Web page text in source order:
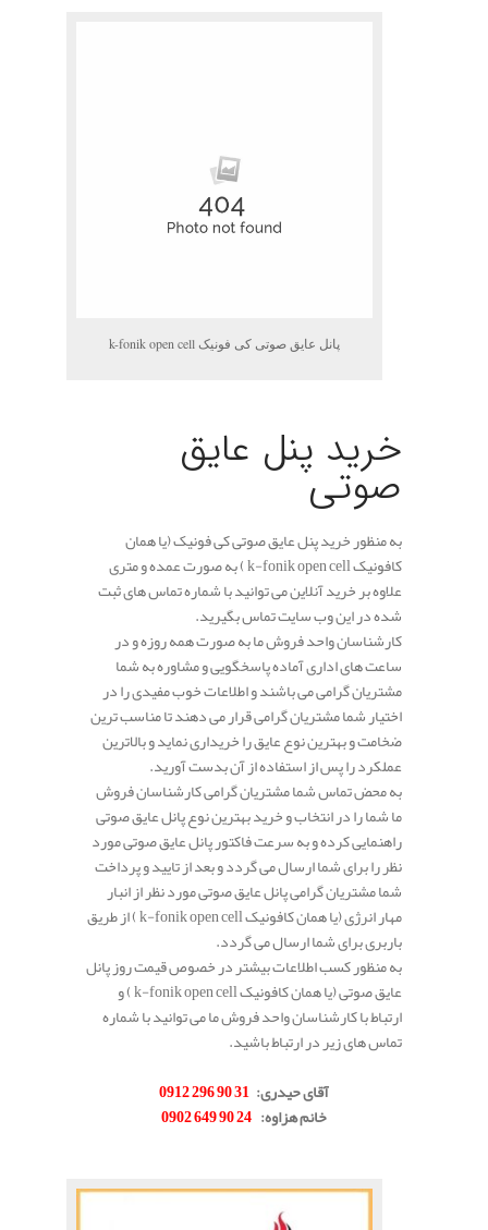
پانل عایق صوتی کی فونیک k-fonik open cell
خرید پنل عایق
صوتی
به منظور خرید پنل عایق صوتی کی فونیک (یا همان
کافونیک k-fonik open cell ) به صورت عمده و متری
علاوه بر خرید آنلاین می توانید با شماره تماس های ثبت
شده در این وب سایت تماس بگیرید.
کارشناسان واحد فروش ما به صورت همه روزه و در
ساعت های اداری آماده پاسخگویی و مشاوره به شما
مشتریان گرامی می باشند و اطلاعات خوب مفیدی را در
اختیار شما مشتریان گرامی قرار می دهند تا مناسب ترین
ضخامت و بهترین نوع عایق را خریداری نماید و بالاترین
عملکرد را پس از استفاده از آن بدست آورید.
به محض تماس شما مشتریان گرامی کارشناسان فروش
ما شما را در انتخاب و خرید بهترین نوع پانل عایق صوتی
راهنمایی کرده و به سرعت فاکتور پانل عایق صوتی مورد
نظر را برای شما ارسال می گردد و بعد از تایید و پرداخت
شما مشتریان گرامی پانل عایق صوتی مورد نظر از انبار
مهار انرژی (یا همان کافونیک k-fonik open cell ) از طریق
باربری برای شما ارسال می گردد.
به منظور کسب اطلاعات بیشتر در خصوص قیمت روز پانل
عایق صوتی (یا همان کافونیک k-fonik open cell ) و
ارتباط با کارشناسان واحد فروش ما می توانید با شماره
تماس های زیر در ارتباط باشید.
آقای حیدری: 31 90 296 0912
خانم هزاوه: 24 90 649 0902